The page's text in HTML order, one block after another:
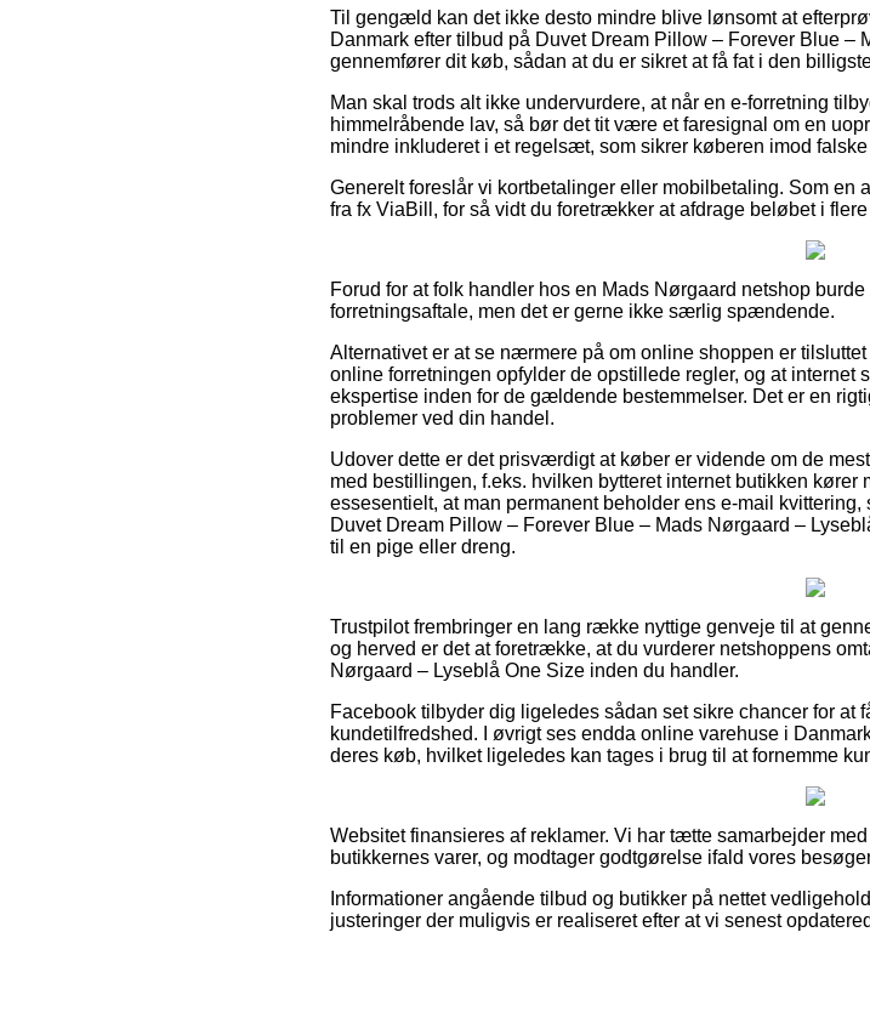
Til gengæld kan det ikke desto mindre blive lønsomt at
Danmark efter tilbud på Duvet Dream Pillow – Forever Blue –
gennemfører dit køb, sådan at du er sikret at få fat i den
Man skal trods alt ikke undervurdere, at når en e-forretning
himmelråbende lav, så bør det tit være et faresignal om en
mindre inkluderet i et regelsæt, som sikrer køberen imod
Generelt foreslår vi kortbetalinger eller mobilbetaling. Som en
fra fx ViaBill, for så vidt du foretrækker at afdrage beløbet i flere
Forud for at folk handler hos en Mads Nørgaard netshop
forretningsaftale, men det er gerne ikke særlig spændende.
Alternativet er at se nærmere på om online shoppen er
online forretningen opfylder de opstillede regler, og at internet
ekspertise inden for de gældende bestemmelser. Det er en
problemer ved din handel.
Udover dette er det prisværdigt at køber er vidende om de
med bestillingen, f.eks. hvilken bytteret internet butikken
essesentielt, at man permanent beholder ens e-mail
Duvet Dream Pillow – Forever Blue – Mads Nørgaard –
til en pige eller dreng.
Trustpilot frembringer en lang række nyttige genveje til at
og herved er det at foretrække, at du vurderer netshoppens
Nørgaard – Lyseblå One Size inden du handler.
Facebook tilbyder dig ligeledes sådan set sikre chancer for at
kundetilfredshed. I øvrigt ses endda online varehuse i
deres køb, hvilket ligeledes kan tages i brug til at fornemme
Websitet finansieres af reklamer. Vi har tætte samarbejder
butikkernes varer, og modtager godtgørelse ifald vores
Informationer angående tilbud og butikker på nettet
justeringer der muligvis er realiseret efter at vi senest